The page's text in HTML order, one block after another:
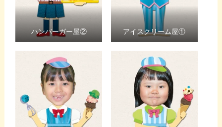
ハンバーガー屋② アイスクリーム屋①